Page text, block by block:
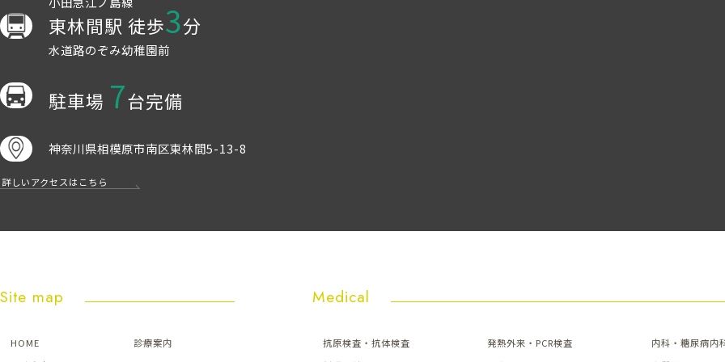
東林間駅 徒歩3分
水道路のぞみ幼稚園前
駐車場 7台完備
神奈川県相模原市南区東林間5-13-8
詳しいアクセスはこちら
Site map
HOME
診療案内
Medical
抗原検査・抗体検査 発熱外来・PCR検査
内科・糖尿病内